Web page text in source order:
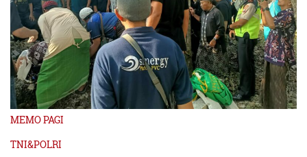
MEMO PAGI
TNI&POLRI